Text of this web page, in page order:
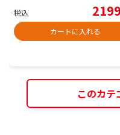
税込
カートに入れる
このカテ